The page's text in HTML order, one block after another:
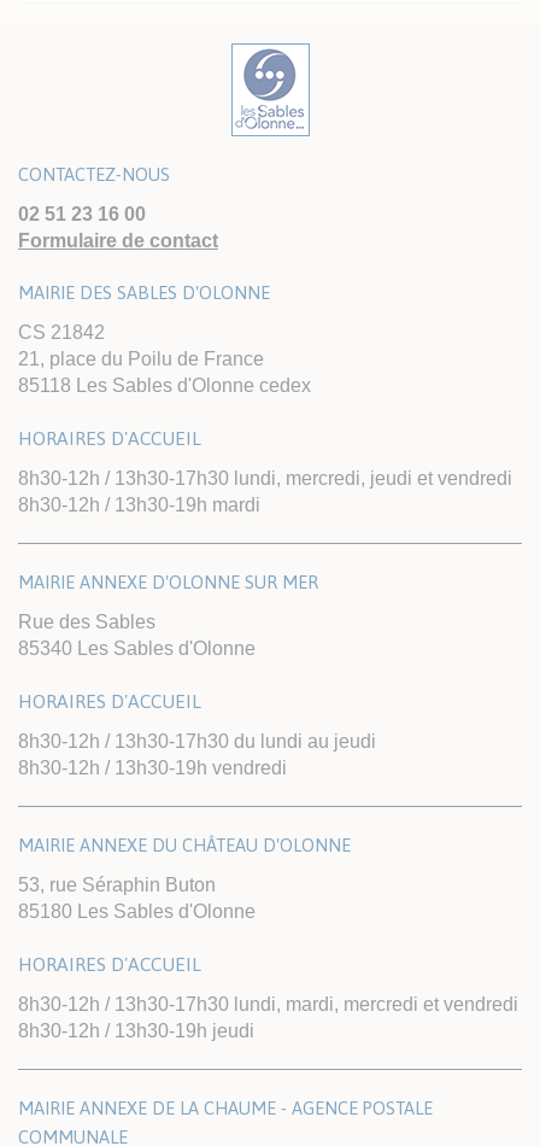
CONTACTEZ-NOUS
02 51 23 16 00
Formulaire de contact
MAIRIE DES SABLES D'OLONNE
CS 21842
21, place du Poilu de France
85118 Les Sables d'Olonne cedex
HORAIRES D'ACCUEIL
8h30-12h / 13h30-17h30 lundi, mercredi, jeudi et vendredi
8h30-12h / 13h30-19h mardi
MAIRIE ANNEXE D'OLONNE SUR MER
Rue des Sables
85340 Les Sables d'Olonne
HORAIRES D'ACCUEIL
8h30-12h / 13h30-17h30 du lundi au jeudi
8h30-12h / 13h30-19h vendredi
MAIRIE ANNEXE DU CHÂTEAU D'OLONNE
53, rue Séraphin Buton
85180 Les Sables d'Olonne
HORAIRES D'ACCUEIL
8h30-12h / 13h30-17h30 lundi, mardi, mercredi et vendredi
8h30-12h / 13h30-19h jeudi
MAIRIE ANNEXE DE LA CHAUME - AGENCE POSTALE
COMMUNALE